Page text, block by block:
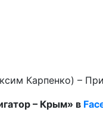
Карпенко) –
– Крым» в